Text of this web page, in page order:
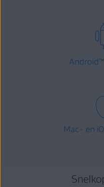
Android™
Mac- en